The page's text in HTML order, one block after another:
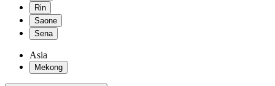
Rin
Saone
Sena
Asia
Mekong